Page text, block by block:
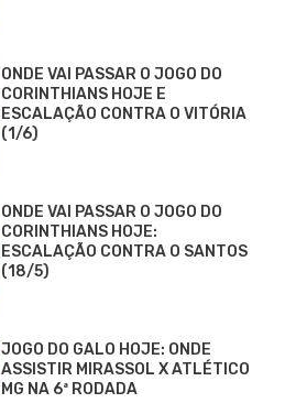
ONDE VAI PASSAR O JOGO DO
CORINTHIANS HOJE E
ESCALAÇÃO CONTRA O VITÓRIA
(1/6)
ONDE VAI PASSAR O JOGO DO
CORINTHIANS HOJE:
ESCALAÇÃO CONTRA O SANTOS
(18/5)
JOGO DO GALO HOJE: ONDE
ASSISTIR MIRASSOL X ATLÉTICO
MG NA 6ª RODADA